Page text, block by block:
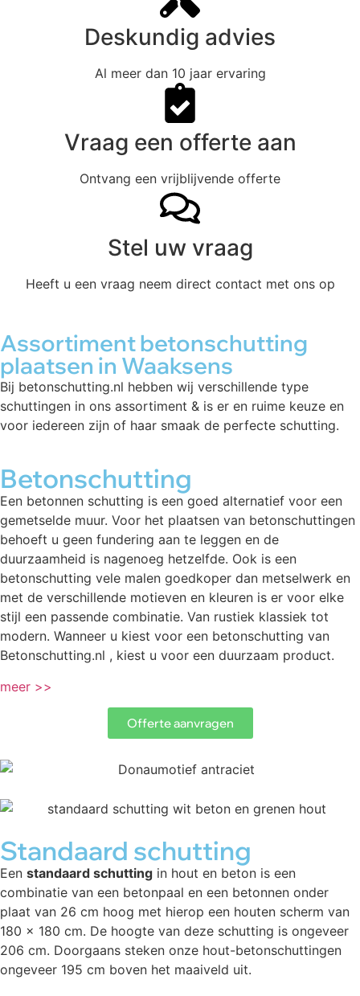
Deskundig advies
Al meer dan 10 jaar ervaring
Vraag een offerte aan
Ontvang een vrijblijvende offerte
Stel uw vraag
Heeft u een vraag neem direct contact met ons op
Assortiment betonschutting
plaatsen in Waaksens
Bij betonschutting.nl hebben wij verschillende type
schuttingen in ons assortiment & is er en ruime keuze en
voor iedereen zijn of haar smaak de perfecte schutting.
Betonschutting
Een betonnen schutting is een goed alternatief voor een
gemetselde muur. Voor het plaatsen van betonschuttingen
behoeft u geen fundering aan te leggen en de
duurzaamheid is nagenoeg hetzelfde. Ook is een
betonschutting vele malen goedkoper dan metselwerk en
met de verschillende motieven en kleuren is er voor elke
stijl een passende combinatie. Van rustiek klassiek tot
modern. Wanneer u kiest voor een betonschutting van
Betonschutting.nl , kiest u voor een duurzaam product.
meer >>
Offerte aanvragen
Standaard schutting
Een standaard schutting in hout en beton is een
combinatie van een betonpaal en een betonnen onder
plaat van 26 cm hoog met hierop een houten scherm van
180 x 180 cm. De hoogte van deze schutting is ongeveer
206 cm. Doorgaans steken onze hout-betonschuttingen
ongeveer 195 cm boven het maaiveld uit.